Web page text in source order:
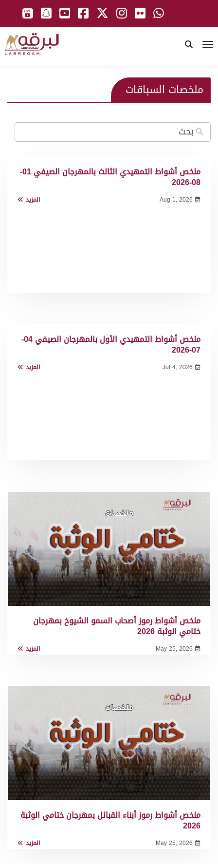
ملخصات السباقات
ملخص أشواط التمهيدي الثالث بالمهرجان الصيفي 01-
08-2026
Aug 1, 2026 المزيد
ملخص أشواط التمهيدي الأول بالمهرجان الصيفي 04-
07-2026
Jul 4, 2026 المزيد
ملخص أشواط رموز أصحاب السمو الشيوخ بمهرجان
ختامي الوثبة 2026
May 25, 2026 المزيد
ملخص أشواط رموز أبناء القبائل بمهرجان ختامي الوثبة
2026
May 25, 2026 المزيد